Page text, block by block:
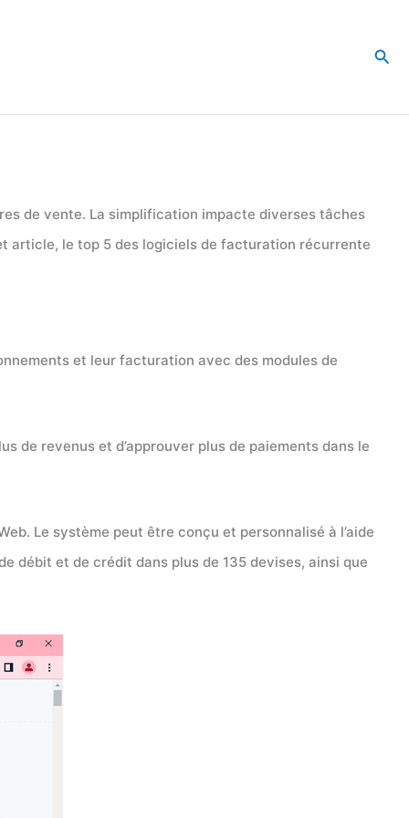
de vente. La simplification impacte diverses tâches
article, le top 5 des logiciels de facturation récurrente
et leur facturation avec des modules de
de revenus et d’approuver plus de paiements dans le
Le système peut être conçu et personnalisé à l’aide
débit et de crédit dans plus de 135 devises, ainsi que